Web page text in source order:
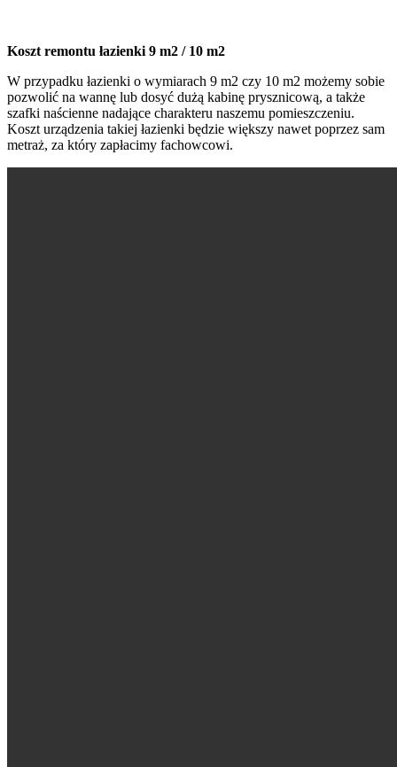
Koszt remontu łazienki 9 m2 / 10 m2
W przypadku łazienki o wymiarach 9 m2 czy 10 m2 możemy sobie
pozwolić na wannę lub dosyć dużą kabinę prysznicową, a także
szafki naścienne nadające charakteru naszemu pomieszczeniu.
Koszt urządzenia takiej łazienki będzie większy nawet poprzez sam
metraż, za który zapłacimy fachowcowi.